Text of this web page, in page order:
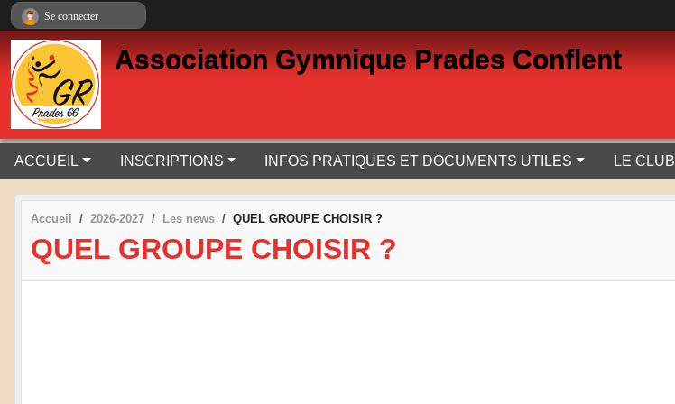
Association Gymnique Prades Conflent
ACCUEIL INSCRIPTIONS INFOS PRATIQUES ET DOCUMENTS UTILES LE CLUB
Accueil 2026-2027 Les news QUEL GROUPE CHOISIR ?
QUEL GROUPE CHOISIR ?
Se connecter
Panneau de gestion des cookies